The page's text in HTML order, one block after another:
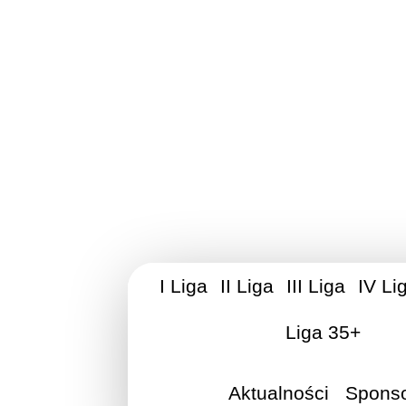
I Liga II Liga III Liga IV
Liga 35+
Aktualności